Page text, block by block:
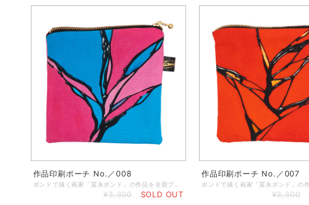
作品印刷ポーチ No.／008
¥3,300 SOLD OUT
作品印刷ポーチ No.／007
¥3,300